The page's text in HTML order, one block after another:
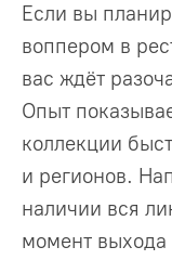
Если вы
воппером в
вас ждёт
Опыт
коллекции
и регионов.
наличии вся
момент выхода